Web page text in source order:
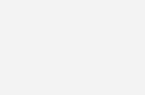
Bewertung für das Bafa wurde vor
bei Förderzusagen
erreicht. Die Erreichbarkeit des
die Hälfte der Energieberater
im Fokus: